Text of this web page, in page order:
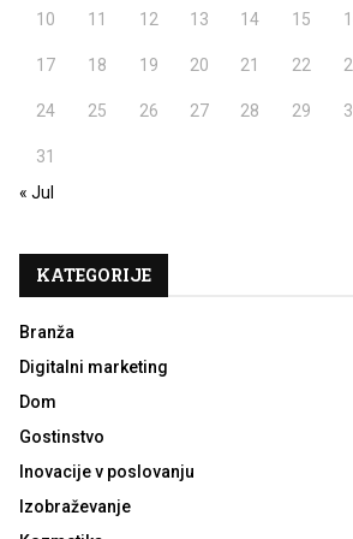
10 11 12 13 14 15
17 18 19 20 21 22
24 25 26 27 28 29
31
« Jul
KATEGORIJE
Branža
Digitalni marketing
Dom
Gostinstvo
Inovacije v poslovanju
Izobraževanje